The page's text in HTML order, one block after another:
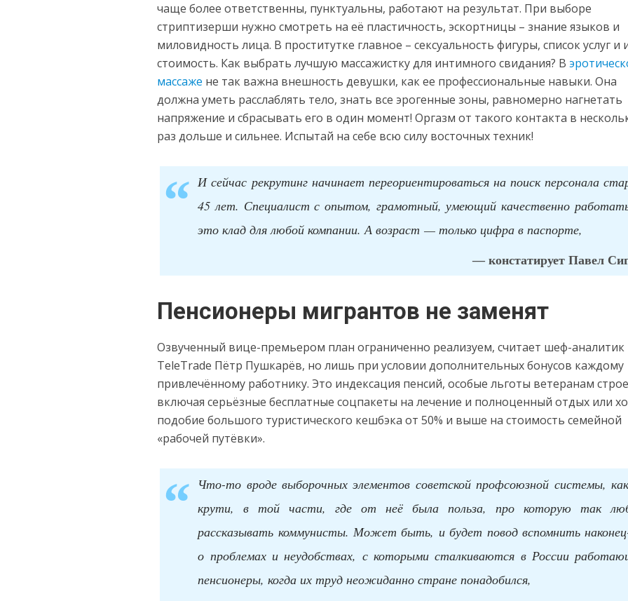
чаще более ответственны, пунктуальны, работают на результат. При выборе
стриптизерши нужно смотреть на её пластичность, эскортницы – знание языков и
миловидность лица. В проститутке главное – сексуальность фигуры, список услуг и
стоимость. Как выбрать лучшую массажистку для интимного свидания? В
массаже не так важна внешность девушки, как ее профессиональные навыки. Она
должна уметь расслаблять тело, знать все эрогенные зоны, равномерно нагнетать
напряжение и сбрасывать его в один момент! Оргазм от такого контакта в
раз дольше и сильнее. Испытай на себе всю силу восточных техник!
И сейчас рекрутинг начинает переориентироваться на поиск персонала
45 лет. Специалист с опытом, грамотный, умеющий качественно
это клад для любой компании. А возраст — только цифра в паспорте,
— констатирует Павел
Пенсионеры мигрантов не заменят
Озвученный вице-премьером план ограниченно реализуем, считает шеф-аналитик
TeleTrade Пётр Пушкарёв, но лишь при условии дополнительных бонусов каждому
привлечённому работнику. Это индексация пенсий, особые льготы ветеранам
включая серьёзные бесплатные соцпакеты на лечение и полноценный отдых или
подобие большого туристического кешбэка от 50% и выше на стоимость семейной
«рабочей путёвки».
Что-то вроде выборочных элементов советской профсоюзной системы,
крути, в той части, где от неё была польза, про которую так
рассказывать коммунисты. Может быть, и будет повод вспомнить
о проблемах и неудобствах, с которыми сталкиваются в России
пенсионеры, когда их труд неожиданно стране понадобился,